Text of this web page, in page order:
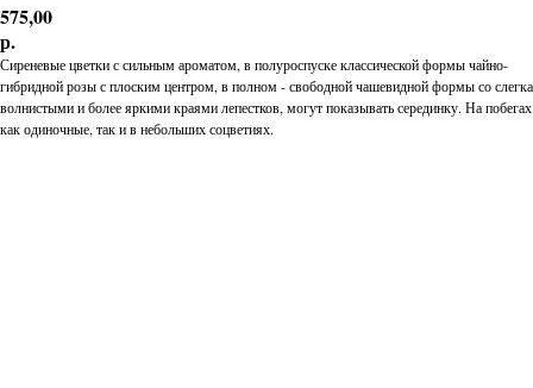
575,00
р.
Сиреневые цветки с сильным ароматом, в полуроспуске классической формы чайно-
гибридной розы с плоским центром, в полном - свободной чашевидной формы со слегка
волнистыми и более яркими краями лепестков, могут показывать серединку. На побегах
как одиночные, так и в небольших соцветиях.